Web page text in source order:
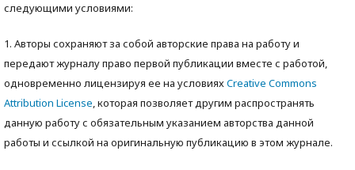
следующими условиями:
1. Авторы сохраняют за собой авторские права на работу и
передают журналу право первой публикации вместе с работой,
одновременно лицензируя ее на условияхCreative Commons
Attribution License, которая позволяет другим распространять
данную работу с обязательным указанием авторства данной
работы и ссылкой на оригинальную публикацию в этом журнале.